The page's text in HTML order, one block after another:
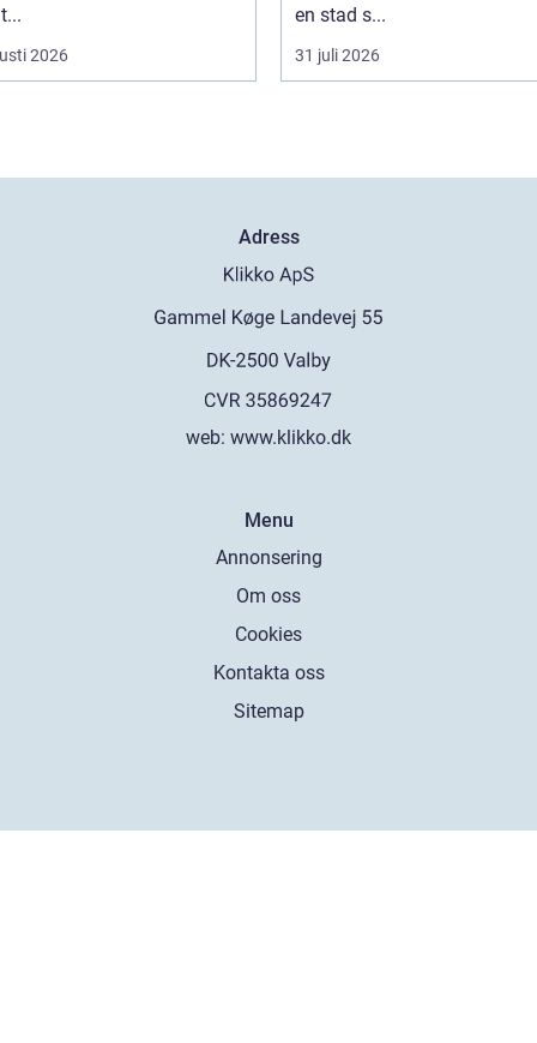
2026
en stad s...
31 juli 2026
Adress
web: www.klikko.dk
Menu
Annonsering
Om oss
Cookies
Kontakta oss
Sitemap